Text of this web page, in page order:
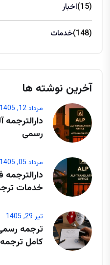
اخبار (15)
خدمات (148)
آخرین نوشته ها
مرداد 12, 1405
دارالترجمه
رسمی
مرداد 05, 1405
دارالترجمه
خدمات
تیر 29, 1405
ترجمه رسمی
کامل